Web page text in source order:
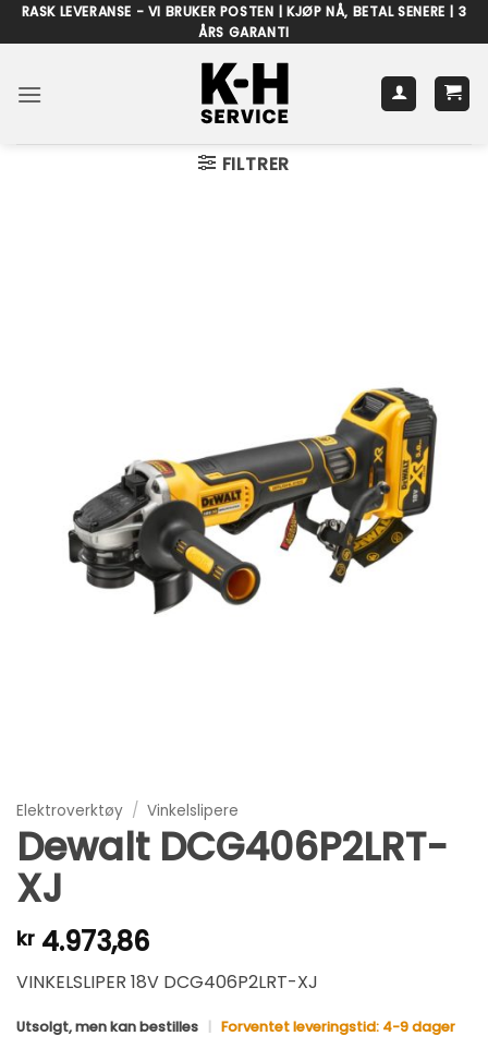
Skip
to
RASK LEVERANSE - VI BRUKER POSTEN | KJØP NÅ, BETAL SENERE | 3
ÅRS GARANTI
FILTRER
Elektroverktøy / Vinkelslipere
Dewalt DCG406P2LRT-
XJ
kr 4.973,86
VINKELSLIPER 18V DCG406P2LRT-XJ
Utsolgt, men kan bestilles Forventet leveringstid: 4-9 dager